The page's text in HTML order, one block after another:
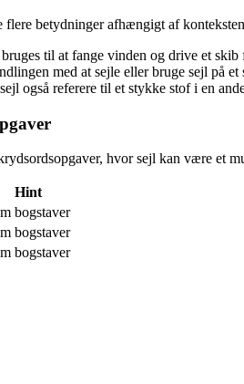
flere betydninger afhængigt af
til at fange vinden og drive et
med at sejle eller bruge sejl på
også referere til et stykke stof i en
hvor sejl kan være et
Hint
bogstaver
bogstaver
bogstaver